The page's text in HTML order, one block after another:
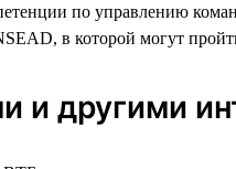
по управлению
в которой могут
и другими